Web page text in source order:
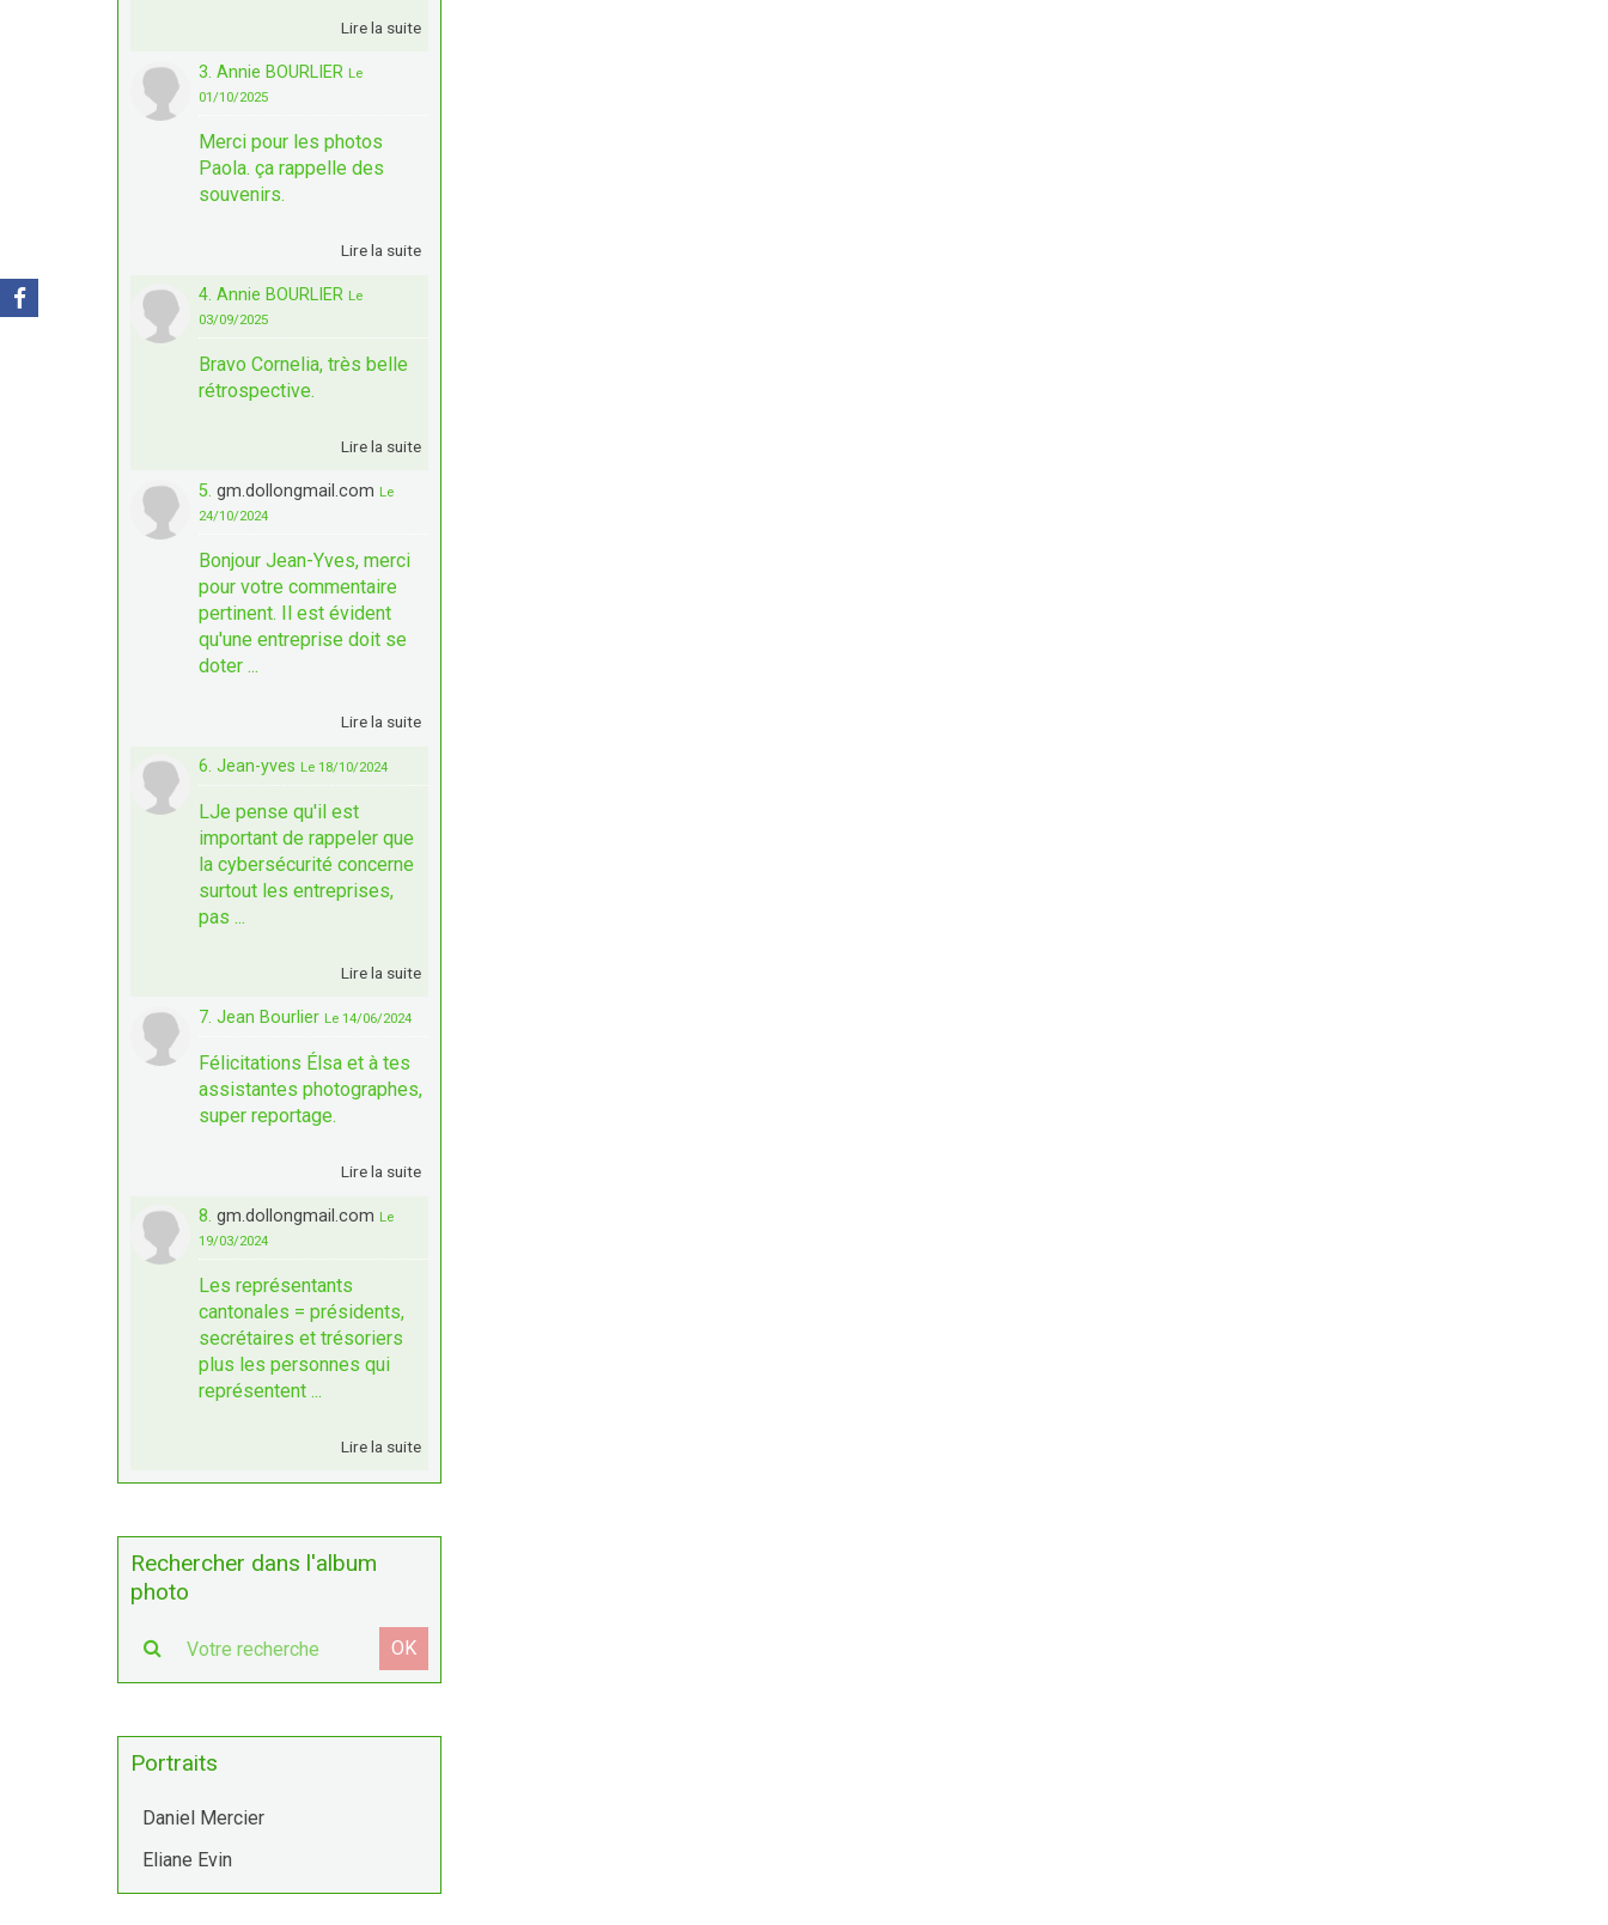
Lire la suite
3. Annie BOURLIER Le
01/10/2025
Merci pour les photos
Paola. ça rappelle des
souvenirs.
Lire la suite
4. Annie BOURLIER Le
03/09/2025
Bravo Cornelia, très belle
rétrospective.
Lire la suite
5. gm.dollongmail.com Le
24/10/2024
Bonjour Jean-Yves, merci
pour votre commentaire
pertinent. Il est évident
qu'une entreprise doit se
doter ...
Lire la suite
6. Jean-yves Le 18/10/2024
LJe pense qu'il est
important de rappeler que
la cybersécurité concerne
surtout les entreprises,
pas ...
Lire la suite
7. Jean Bourlier Le 14/06/2024
Félicitations Élsa et à tes
assistantes photographes,
super reportage.
Lire la suite
8. gm.dollongmail.com Le
19/03/2024
Les représentants
cantonales = présidents,
secrétaires et trésoriers
plus les personnes qui
représentent ...
Lire la suite
Rechercher dans l'album
photo
OK
Portraits
Daniel Mercier
Eliane Evin